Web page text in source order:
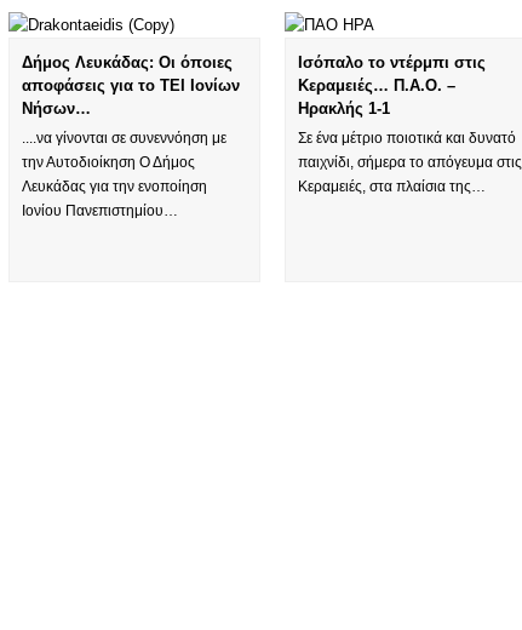
Δήμος Λευκάδας: Οι όποιες
αποφάσεις για το ΤΕΙ Ιονίων
Νήσων…
....να γίνονται σε συνεννόηση με
την Αυτοδιοίκηση Ο Δήμος
Λευκάδας για την ενοποίηση
Ιονίου Πανεπιστημίου…
Ισόπαλο το ντέρμπι στις
Κεραμειές… Π.Α.Ο. –
Ηρακλής 1-1
Σε ένα μέτριο ποιοτικά και δυνατό
παιχνίδι, σήμερα το απόγευμα στις
Κεραμειές, στα πλαίσια της…